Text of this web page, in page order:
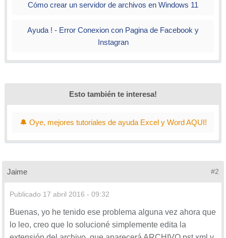
Cómo crear un servidor de archivos en Windows 11
Ayuda ! - Error Conexion con Pagina de Facebook y
Instagran
Esto también te interesa!
🔔 Oye, mejores tutoriales de ayuda Excel y Word AQUI!
Jaime #2
Publicado 17 abril 2016 - 09:32
Buenas, yo he tenido ese problema alguna vez ahora que
lo leo, creo que lo solucioné simplemente edita la